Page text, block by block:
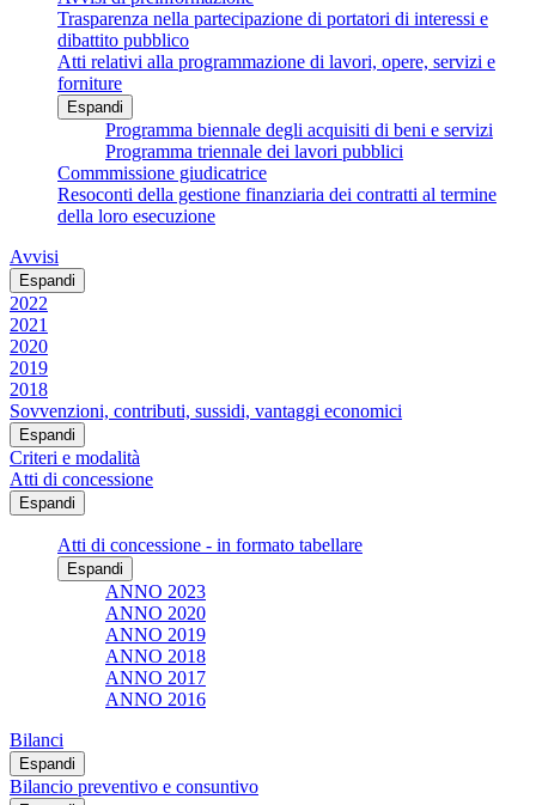
Trasparenza nella partecipazione di portatori di interessi e
dibattito pubblico
Atti relativi alla programmazione di lavori, opere, servizi e
forniture
Espandi
Programma biennale degli acquisiti di beni e servizi
Programma triennale dei lavori pubblici
Commmissione giudicatrice
Resoconti della gestione finanziaria dei contratti al termine
della loro esecuzione
Avvisi
Espandi
2022
2021
2020
2019
2018
Sovvenzioni, contributi, sussidi, vantaggi economici
Espandi
Criteri e modalità
Atti di concessione
Espandi
Atti di concessione - in formato tabellare
Espandi
ANNO 2023
ANNO 2020
ANNO 2019
ANNO 2018
ANNO 2017
ANNO 2016
Bilanci
Espandi
Bilancio preventivo e consuntivo